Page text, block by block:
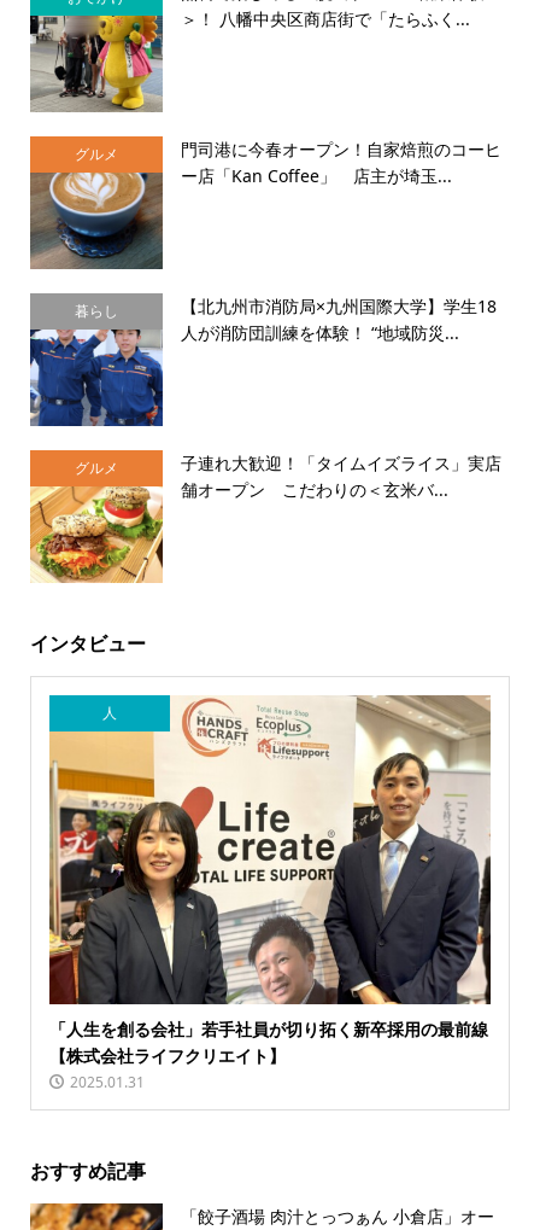
＞！ 八幡中央区商店街で「たらふく...
グルメ
門司港に今春オープン！自家焙煎のコーヒ
ー店「Kan Coffee」 店主が埼玉...
暮らし
【北九州市消防局×九州国際大学】学生18
人が消防団訓練を体験！ “地域防災...
グルメ
子連れ大歓迎！「タイムイズライス」実店
舗オープン こだわりの＜玄米バ...
インタビュー
人
「人生を創る会社」若手社員が切り拓く新卒採用の最前線
【株式会社ライフクリエイト】
2025.01.31
おすすめ記事
「餃子酒場 肉汁とっつぁん 小倉店」オー